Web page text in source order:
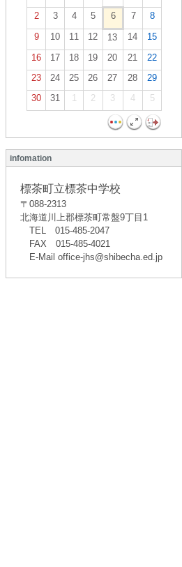
2 3 4 5 6 7
8
9
10 11 12 13 14
15
16
17 18 19 20 21
22
23
24 25 26 27 28
29
30
31 1 2 3 4 5
infomation
標茶町立標茶中学校
〒088-2313
北海道川上郡標茶町常盤9丁目1
TEL 015-485-2047
FAX 015-485-4021
E-Mail office-jhs@shibecha.ed.jp